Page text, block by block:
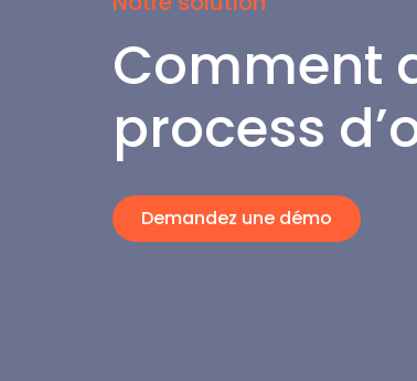
Comment
process
Demandez une démo